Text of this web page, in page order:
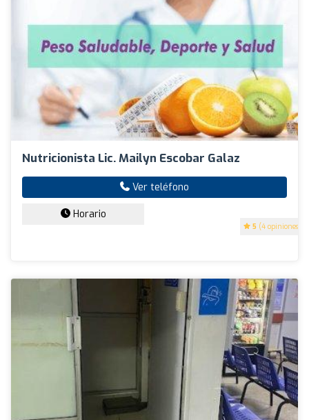
Nutricionista Lic. Mailyn Escobar Galaz
5 (4 opiniones)
Ver teléfono
Horario